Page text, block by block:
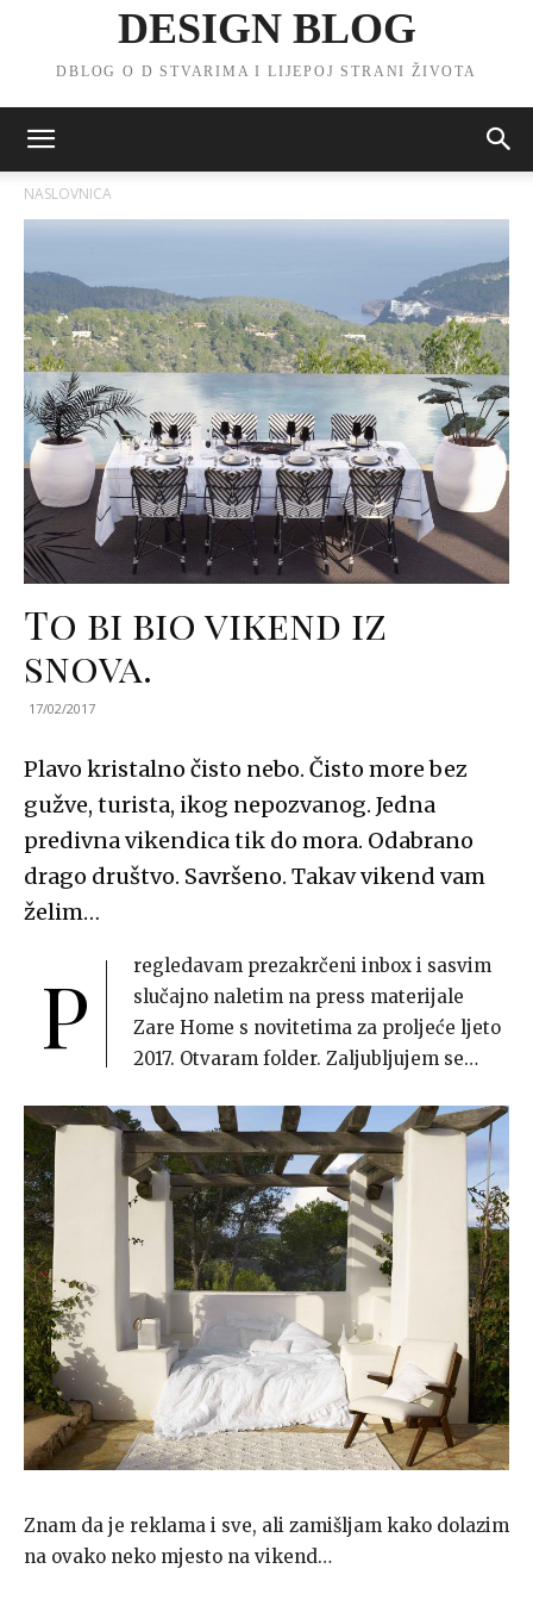
DESIGN BLOG
DBLOG O D STVARIMA I LIJEPOJ STRANI ŽIVOTA
NASLOVNICA
To bi bio vikend iz
snova.
17/02/2017
Plavo kristalno čisto nebo. Čisto more bez
gužve, turista, ikog nepozvanog. Jedna
predivna vikendica tik do mora. Odabrano
drago društvo. Savršeno. Takav vikend vam
želim…
P
regledavam prezakrčeni inbox i sasvim
slučajno naletim na press materijale
Zare Home s novitetima za proljeće ljeto
2017. Otvaram folder. Zaljubljujem se…
Znam da je reklama i sve, ali zamišljam kako dolazim
na ovako neko mjesto na vikend…